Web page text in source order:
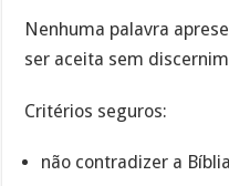
Nenhuma palavra
ser aceita sem
Critérios seguros:
não contradizer a